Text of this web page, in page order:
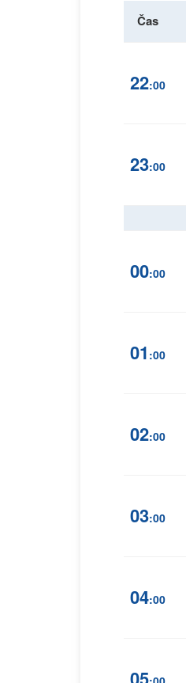
Čas
22:00
23:00
00:00
01 :00
02:00
03:00
04:00